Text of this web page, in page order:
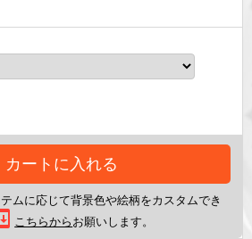
カートに入れる
ムに応じて背景色や絵柄をカスタムでき
こちらから お願いします。